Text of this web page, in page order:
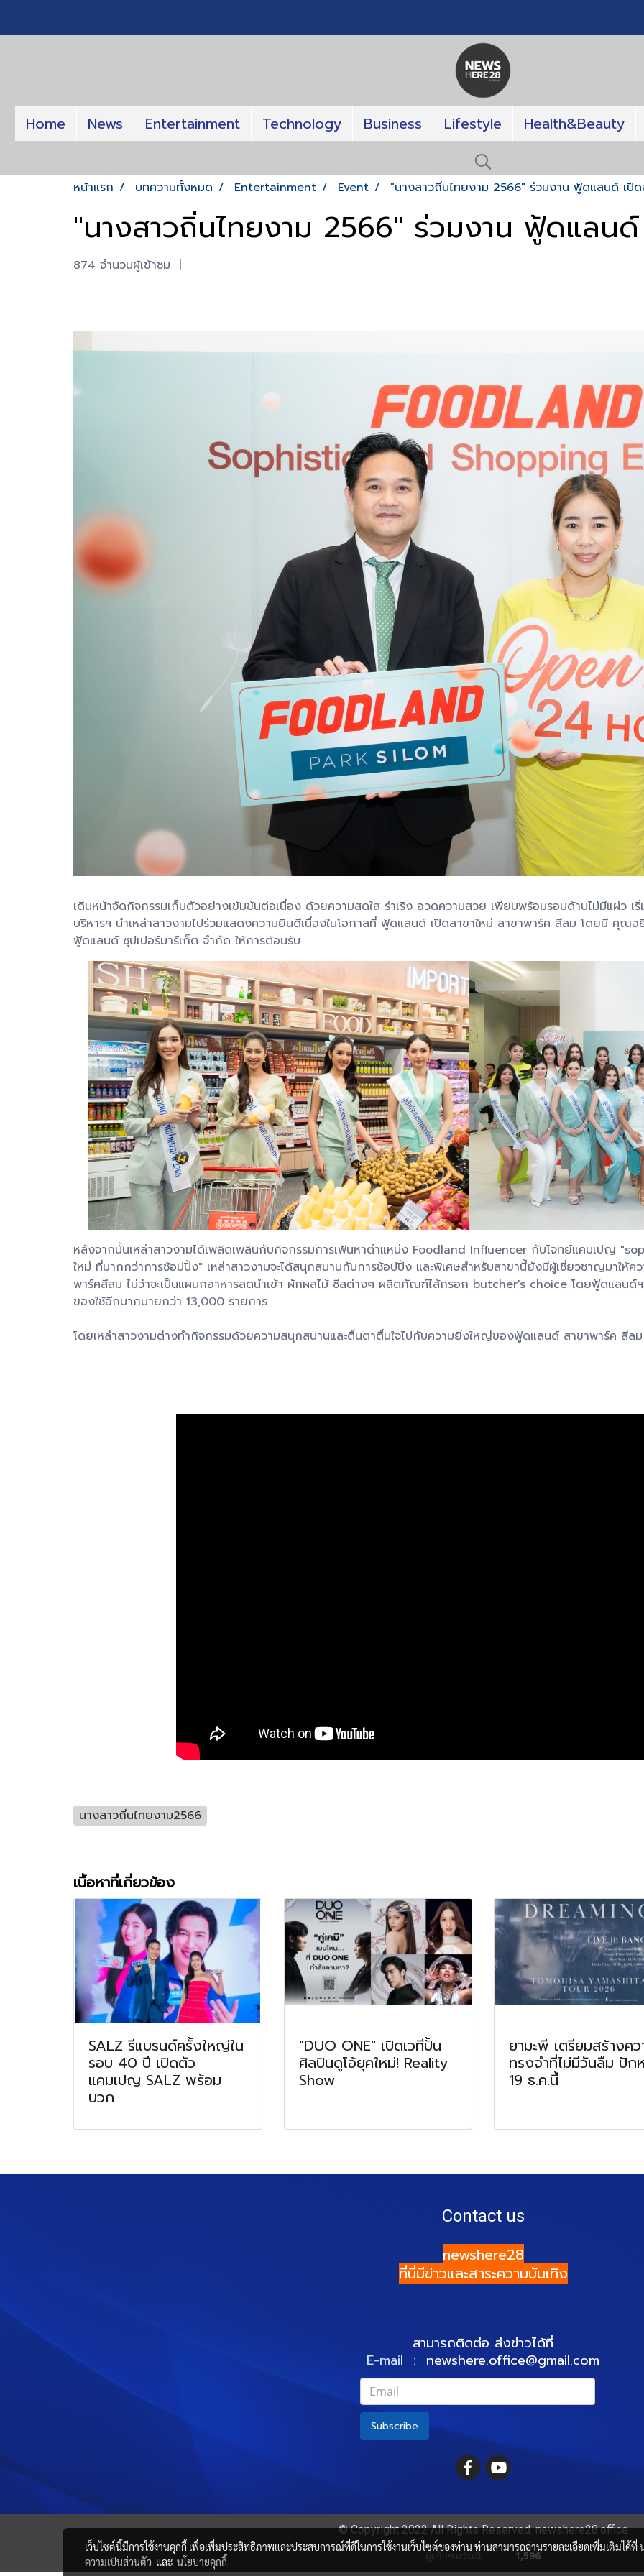
Home News Entertainment Technology Business Lifestyle Health&Beauty
หน้าแรก บทความทั้งหมด Entertainment Event "นางสาวถิ่นไทยงาม 2566" ร่วมงาน ฟู้ดแลนด์ เปิด
"นางสาวถิ่นไทยงาม 2566" ร่วมงาน ฟู้ดแลนด์
874 จำนวนผู้เข้าชม |
เดินหน้าจัดกิจกรรมเก็บตัวอย่างเข้มข้นต่อเนื่อง ด้วยความสดใส ร่าเริง อวดความสวย เพียบพร้อมรอบด้านไม่มีแผ่ว เ
บริหารฯ นำเหล่าสาวงามไปร่วมแสดงความยินดีเนื่องในโอกาสที่ ฟู้ดแลนด์ เปิดสาขาใหม่ สาขาพาร์ค สีลม โดยมี คุณ
ฟู้ดแลนด์ ซุปเปอร์มาร์เก็ต จำกัด ให้การต้อนรับ
หลังจากนั้นเหล่าสาวงามได้เพลิดเพลินกับกิจกรรมการเฟ้นหาตำแหน่ง Foodland Influencer กับโจทย์แคมเปญ
ใหม่ ที่มากกว่าการช้อปปิ้ง" เหล่าสาวงามจะได้สนุกสนานกับการช้อปปิ้ง และพิเศษสำหรับสาขานี้ยังมีผู้เชี่ยวชาญมาใ
พาร์คสีลม ไม่ว่าจะเป็นแผนกอาหารสดนำเข้า ผักผลไม้ ชีสต่างๆ ผลิตภัณฑ์ไส้กรอก butcher's choice โดยฟู้ดแลนด์
ของใช้อีกมากมายกว่า 13,000 รายการ
โดยเหล่าสาวงามต่างทำกิจกรรมด้วยความสนุกสนานและตื่นตาตื่นใจไปกับความยิ่งใหญ่ของฟู้ดแลนด์ สาขาพาร์ค สีล
นางสาวถิ่นไทยงาม2566
เนื้อหาที่เกี่ยวข้อง
SALZ รีแบรนด์ครั้งใหญ่ใน
รอบ 40 ปี เปิดตัว
แคมเปญ SALZ พร้อม
บวก
"DUO ONE" เปิดเวทีปั้น
ศิลปินดูโอ้ยุคใหม่! Reality
Show
ยามะพี เตรียมสร้างคว
ทรงจำที่ไม่มีวันลืม ปัก
19 ธ.ค.นี้
Contact us
newshere28
ที่นี่มีข่าวและสาระความบันเทิง
สามารถติดต่อ ส่งข่าวได้ที่
E-mail : newshere.office@gmail.com
Subscribe
© Copyright 2022 All Rights Reserved. newshere28.office
ผู้เข้าชมวันนี้
1,596
เว็บไซต์นี้มีการใช้งานคุกกี้ เพื่อเพิ่มประสิทธิภาพและประสบการณ์ที่ดีในการใช้งานเว็บไซต์ของท่าน ท่านสามารถอ่านรายละเอียดเพิ่มเติมได้ที่
ความเป็นส่วนตัว และ นโยบายคุกกี้